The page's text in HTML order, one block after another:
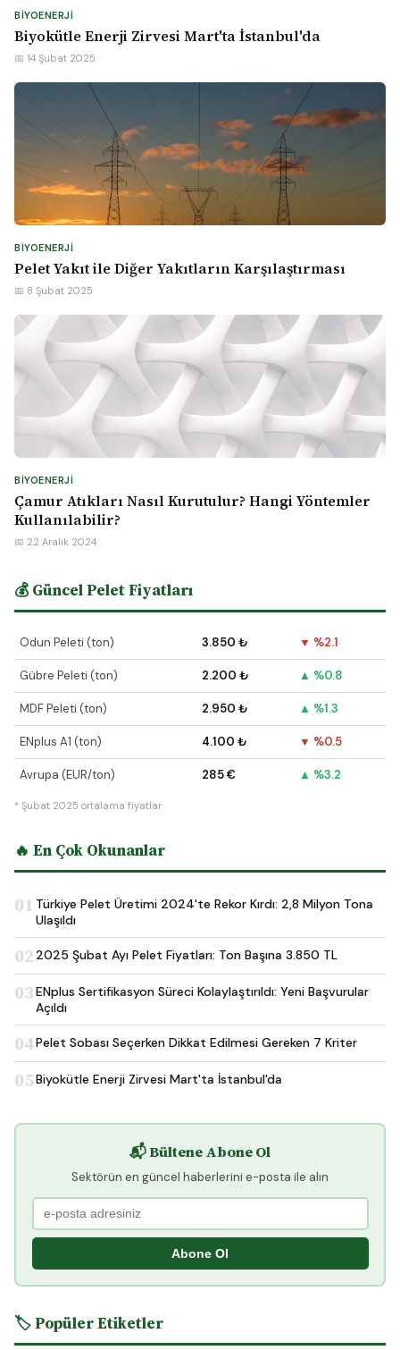
BIYOENERJI
Biyokütle Enerji Zirvesi Mart'ta İstanbul'da
📅 14 Şubat 2025
BIYOENERJI
Pelet Yakıt ile Diğer Yakıtların Karşılaştırması
📅 8 Şubat 2025
BIYOENERJI
Çamur Atıkları Nasıl Kurutulur? Hangi Yöntemler
Kullanılabilir?
📅 22 Aralık 2024
💰 Güncel Pelet Fiyatları
Odun Peleti (ton) 3.850 ₺ ▼ %2.1
Gübre Peleti (ton) 2.200 ₺ ▲ %0.8
MDF Peleti (ton) 2.950 ₺ ▲ %1.3
ENplus A1 (ton) 4.100 ₺ ▼ %0.5
Avrupa (EUR/ton) 285 € ▲ %3.2
* Şubat 2025 ortalama fiyatlar
🔥 En Çok Okunanlar
01 Türkiye Pelet Üretimi 2024'te Rekor Kırdı: 2,8 Milyon Tona
Ulaşıldı
02 2025 Şubat Ayı Pelet Fiyatları: Ton Başına 3.850 TL
03ENplus Sertifikasyon Süreci Kolaylaştırıldı: Yeni Başvurular
Açıldı
04Pelet Sobası Seçerken Dikkat Edilmesi Gereken 7 Kriter
05Biyokütle Enerji Zirvesi Mart'ta İstanbul'da
📬 Bültene Abone Ol
Sektörün en güncel haberlerini e-posta ile alın
Abone Ol
🏷️ Popüler Etiketler